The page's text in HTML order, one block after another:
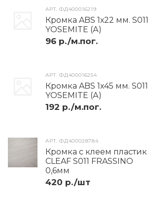
АРТ.ФД400028784
Кромка с клеем пластик
CLEAF S011 FRASSINO
0,6мм
420 р./шт
АРТ.ФД400016254
Кромка ABS 1х45 мм. S011
YOSEMITE (А)
192 р./м.пог.
АРТ.ФД400016219
Кромка ABS 1х22 мм. S011
YOSEMITE (А)
96 р./м.пог.